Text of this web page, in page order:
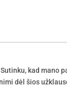
Sutinku, kad mano
dėl šios